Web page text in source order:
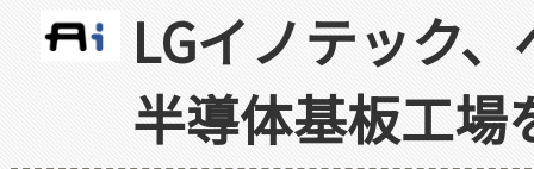
LGイノテック
半導体基板工場